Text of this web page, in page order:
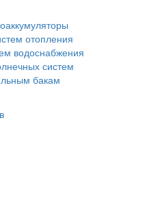
отопления
водоснабжения
систем
бакам